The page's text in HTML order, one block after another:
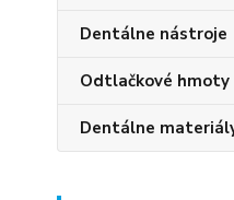
Dentálne nástroje
Odtlačkové hmoty
Dentálne